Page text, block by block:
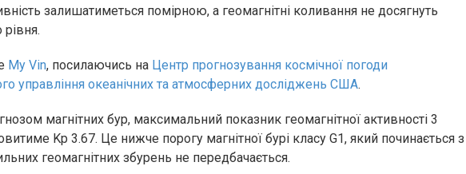
залишатиметься помірною, а геомагнітні коливання не досягнуть
My Vin, посилаючись на Центр прогнозування космічної погоди
управління океанічних та атмосферних досліджень США.
магнітних бур, максимальний показник геомагнітної активності 3
Kp 3.67. Це нижче порогу магнітної бурі класу G1, який починається з
геомагнітних збурень не передбачається.